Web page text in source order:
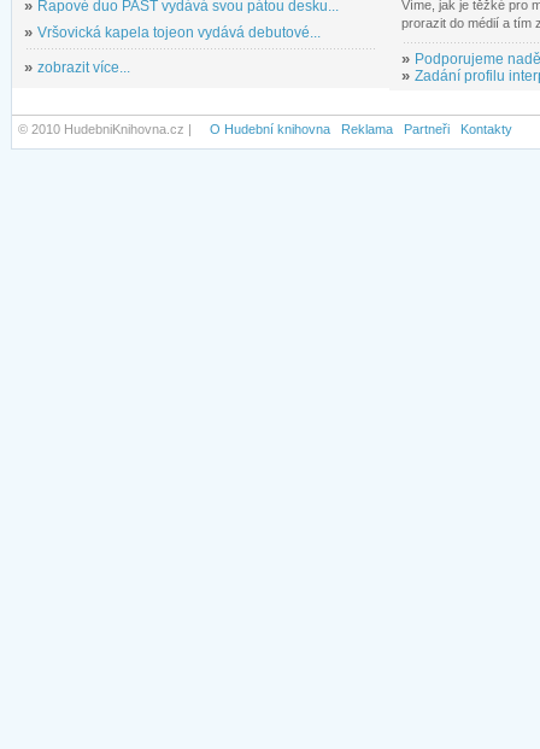
» Rapové duo PAST vydává svou pátou desku...
» Vršovická kapela tojeon vydává debutové...
» zobrazit více...
Víme, jak je těžké pro
prorazit do médií a tím
» Podporujeme
» Zadání profilu
© 2010 HudebniKnihovna.cz | O Hudební knihovna Reklama Partneři Kontakty